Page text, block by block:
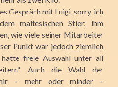
Gespräch mit Luigi, sorry, ich
maltesischen Stier; ihm
wie viele seiner Mitarbeiter
Punkt war jedoch ziemlich
hatte freie Auswahl unter all
Auch die Wahl der
– mehr oder minder –